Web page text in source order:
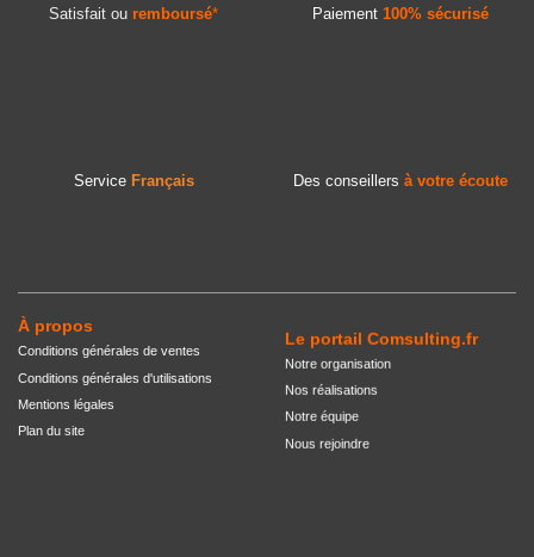
Satisfait ou remboursé* Paiement 100% sécurisé
Service Français Des conseillers à votre écoute
À propos
Conditions générales de ventes
Conditions générales d'utilisations
Mentions légales
Plan du site
Le portail Comsulting.fr
Notre organisation
Nos réalisations
Notre équipe
Nous rejoindre